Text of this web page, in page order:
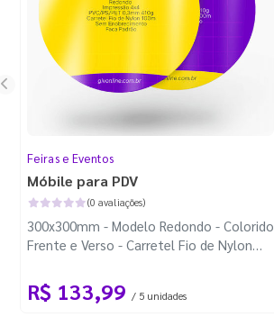
Feiras e Eventos
Móbile para PDV
(0 avaliações)
300x300mm - Modelo Redondo - Colorido
Frente e Verso - Carretel Fio de Nylon
R$ 133,99 / 5 unidades